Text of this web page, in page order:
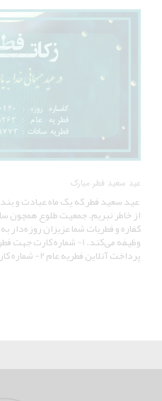
عید سعید فطر مبارک
عید سعید فطر که یک ماه عبادت و
از خاطر نبریم. جمعیت طلوع
کفاره و فطریات شما عزیزان روزه‌دار
پرداخت آنلاین فطریه عام 2- شماره کارت جهت فطریه […]